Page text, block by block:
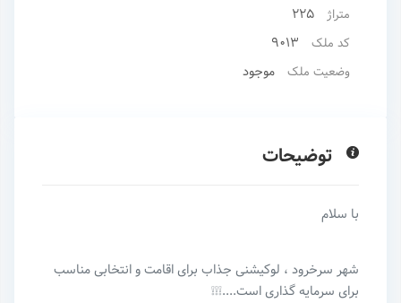
متراژ 225
کد ملک 9013
وضعیت ملک موجود
توضیحات
با سلام
شهر سرخرود ، لوکیشنی جذاب برای اقامت و انتخابی مناسب
برای سرمایه گذاری است....❕❕❕